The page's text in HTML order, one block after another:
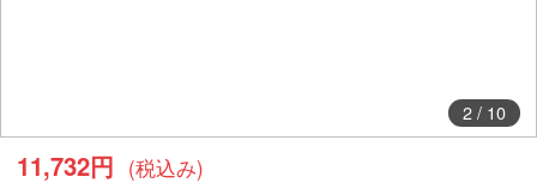
2/ 10
11,732円 (税込み)